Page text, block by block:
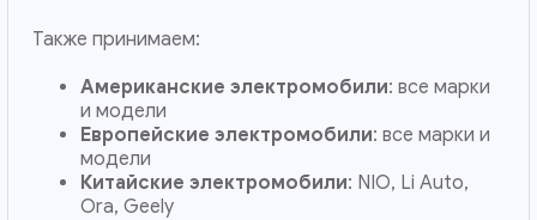
Также принимаем:
Американские электромобили: все марки
и модели
Европейские электромобили: все марки и
модели
Китайские электромобили: NIO, Li Auto,
Ora, Geely